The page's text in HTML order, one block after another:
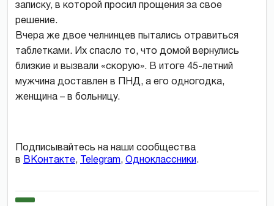
записку, в которой просил прощения за свое
решение.
Вчера же двое челнинцев пытались отравиться
таблетками. Их спасло то, что домой вернулись
близкие и вызвали «скорую». В итоге 45-летний
мужчина доставлен в ПНД, а его одногодка,
женщина – в больницу.
Подписывайтесь на наши сообщества
в ВКонтакте, Telegram, Одноклассники.